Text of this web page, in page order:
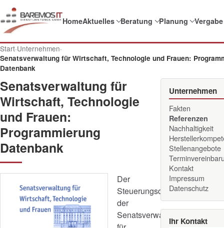
HomeAktuelles Beratung Planung Vergabe
Start·Unternehmen·
Senatsverwaltung für Wirtschaft, Technologie und Frauen:
Datenbank
Senatsverwaltung für
Wirtschaft, Technologie
und Frauen:
Programmierung
Datenbank
Der
Steuerungsdienst
der
Senatsverwaltung
Unternehmen
Fakten
Referenzen
Nachhaltigkeit
Stellenangebote
Kontakt
Impressum
Datenschutz
Ihr Kontakt